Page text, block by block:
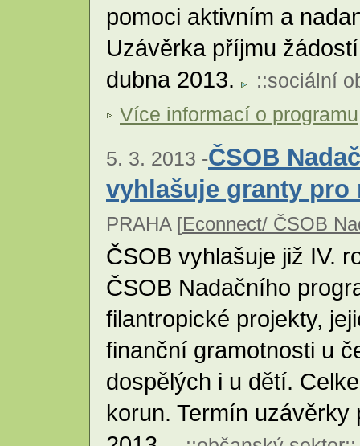
pomoci aktivním a
Uzávěrka příjmu
dubna 2013.
::sociální
Více informací o programu
5. 3. 2013 -ČSOB
vyhlašuje granty pro
PRAHA [Econnect/ ČSOB
ČSOB vyhlašuje již IV.
ČSOB Nadačního
filantropické projekty,
finanční gramotnosti u
dospělých i u dětí.
korun. Termín uzávěrky